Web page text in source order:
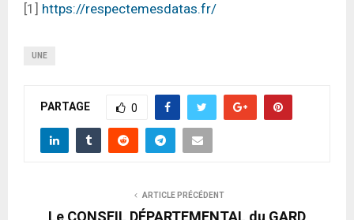
[1] https://respectemesdatas.fr/
UNE
PARTAGE 0
ARTICLE PRÉCÉDENT
Le CONSEIL DÉPARTEMENTAL du GARD